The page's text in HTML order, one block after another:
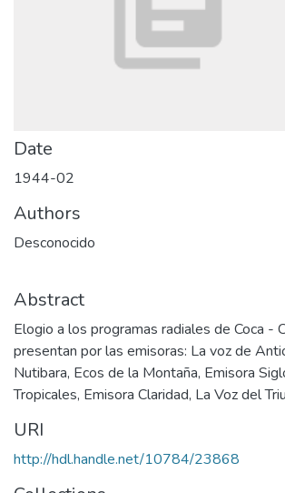
Date
1944-02
Authors
Desconocido
Abstract
Elogio a los programas radiales de Coca -
presentan por las emisoras: La voz de
Nutibara, Ecos de la Montaña, Emisora
Tropicales, Emisora Claridad, La Voz del
URI
http://hdl.handle.net/10784/23868